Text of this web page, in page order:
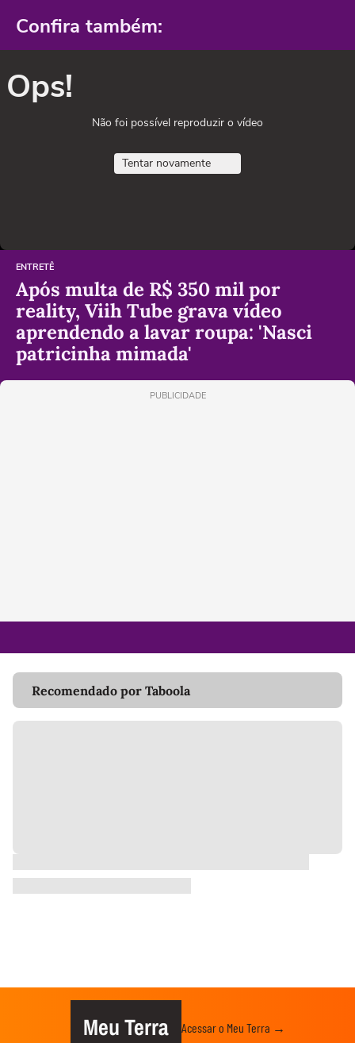
Confira também:
Ops!
Não foi possível reproduzir o vídeo
Tentar novamente
ENTRETÊ
Após multa de R$ 350 mil por
reality, Viih Tube grava vídeo
aprendendo a lavar roupa: 'Nasci
patricinha mimada'
PUBLICIDADE
Recomendado por Taboola
Meu Terra Acessar o Meu Terra →